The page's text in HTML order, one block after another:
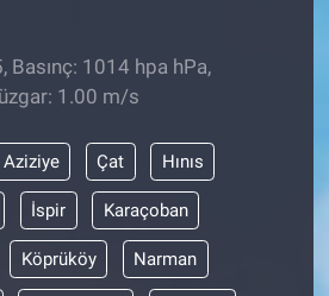
Basınç: 1014 hpa hPa,
1.00 m/s
Aziziye Çat Hınıs
İspir Karaçoban
Köprüköy Narman